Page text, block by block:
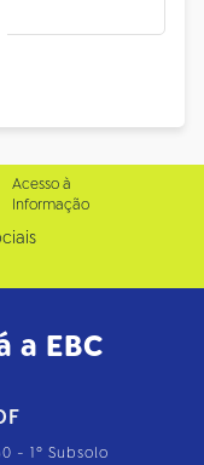
Acesso à
Informação
a EBC
- 1º Subsolo